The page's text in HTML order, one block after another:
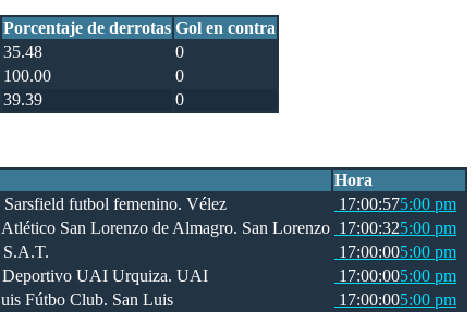
Porcentaje de derrotas Gol en contra
35.48
0
100.00
0
39.39 0
Hora
Vélez 17:00:575:00 pm
San Lorenzo 17:00:325:00 pm
S.A.T. 17:00:005:00 pm
UAI 17:00:005:00 pm
San Luis 17:00:005:00 pm